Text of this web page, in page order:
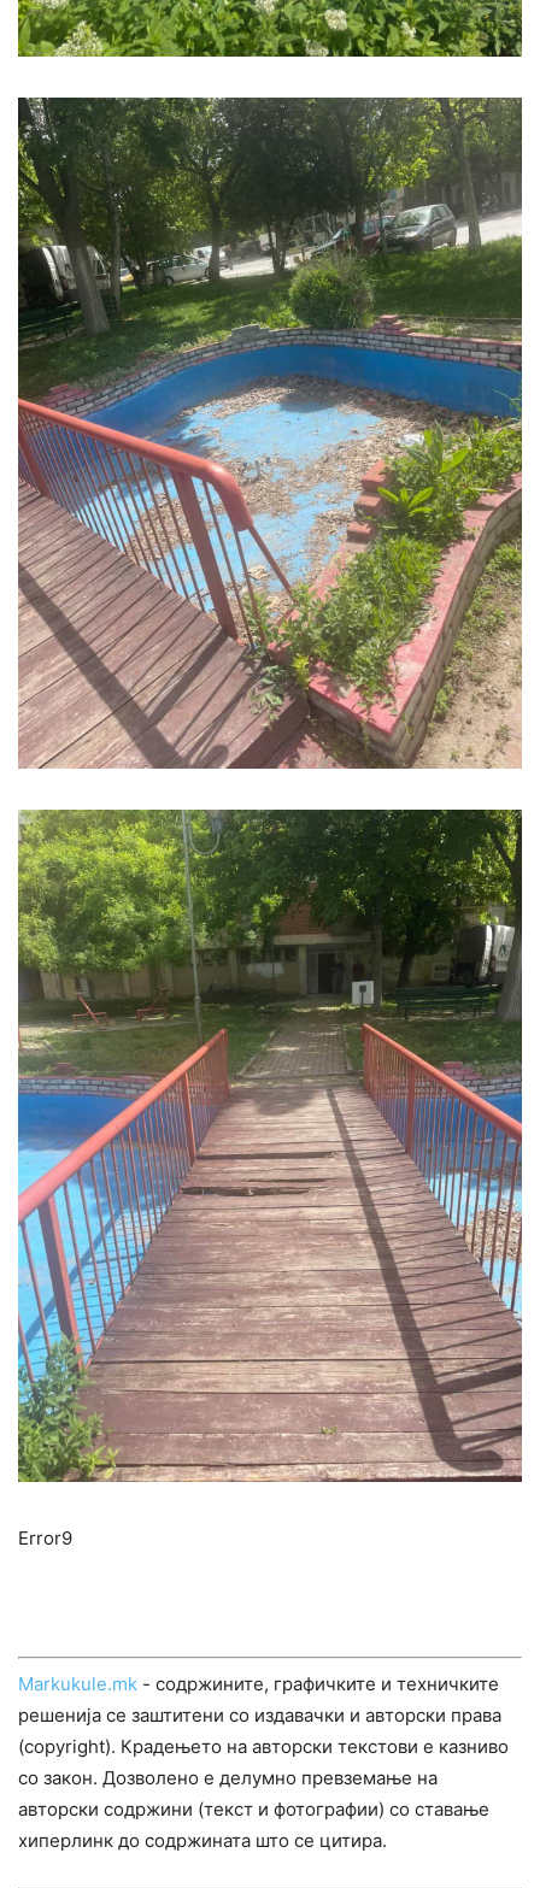
Error9
Markukule.mk - содржините, графичките и техничките
решенија се заштитени со издавачки и авторски права
(copyright). Крадењето на авторски текстови е казниво
со закон. Дозволено е делумно превземање на
авторски содржини (текст и фотографии) со ставање
хиперлинк до содржината што се цитира.